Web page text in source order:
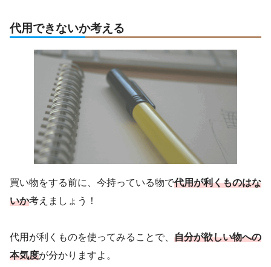
代用できないか考える
買い物をする前に、今持っている物で代用が利くものはな
いか考えましょう！
代用が利くものを使ってみることで、 自分が欲しい物への
本気度が分かりますよ。